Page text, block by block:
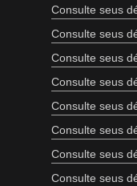
Consulte seus
Consulte seus
Consulte seus
Consulte seus
Consulte seus
Consulte seus
Consulte seus
Consulte seus